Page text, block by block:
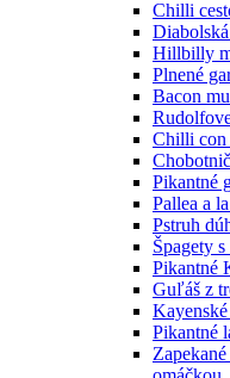
Chilli
Hillbilly
Plnené
Bacon
Chilli con
Pikantné
Pallea a
Pstruh
Špagety
Pikantné
Guľáš z
Pikantné